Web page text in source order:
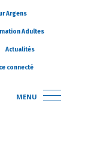
Argens
Adultes
Actualités
connecté
MENU